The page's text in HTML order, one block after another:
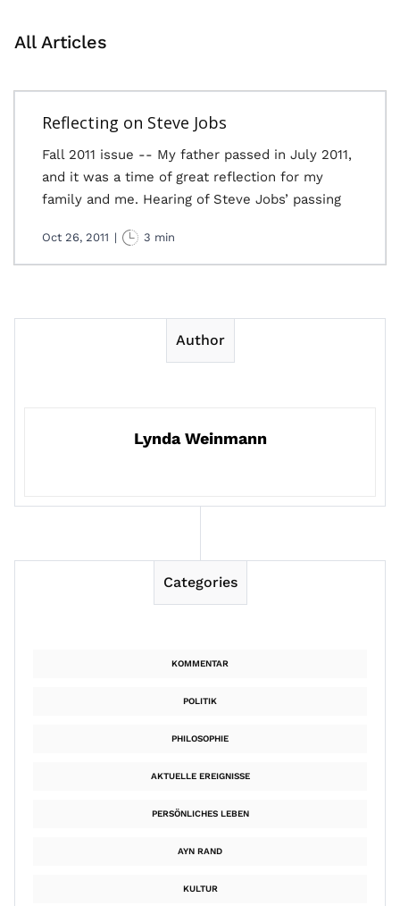
All Articles
Reflecting on Steve Jobs
Fall 2011 issue -- My father passed in July 2011,
and it was a time of great reflection for my
family and me. Hearing of Steve Jobs’ passing
Oct 26, 2011 | 3 min
Author
Lynda Weinmann
Categories
KOMMENTAR
POLITIK
PHILOSOPHIE
AKTUELLE EREIGNISSE
PERSÖNLICHES LEBEN
AYN RAND
KULTUR